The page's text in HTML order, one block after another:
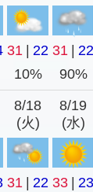
31 22 31 22
10% 90%
8/18
(火)
8/19
(水)
31 22 33 23